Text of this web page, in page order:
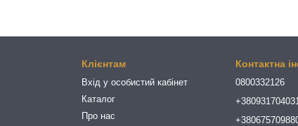
Клієнтам
Вхід у особистий кабінет
Каталог
Про нас
Контактна
0800332126
+380931704031